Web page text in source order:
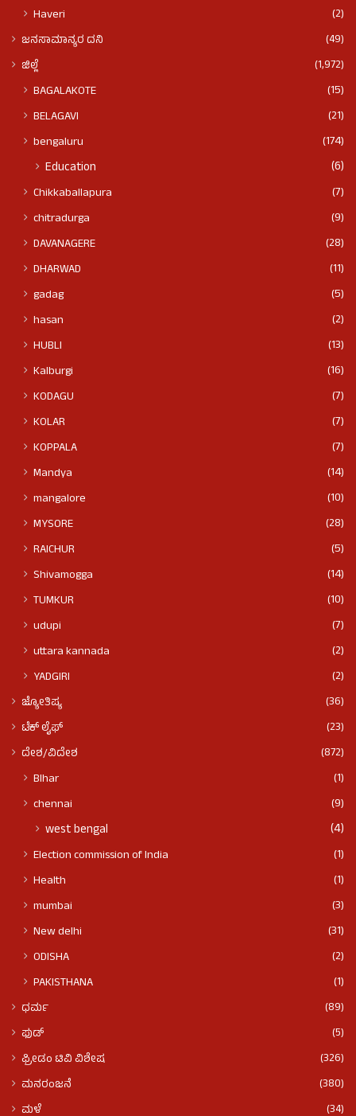
Haveri (2)
ಜನಸಾಮಾನ್ಯರ ದನಿ
(49)
ಜಿಲ್ಲೆ
(1,972)
BAGALAKOTE
(15)
BELAGAVI
(21)
bengaluru
(174)
Education (6)
Chikkaballapura
(7)
chitradurga
(9)
DAVANAGERE
(28)
DHARWAD
(11)
gadag
(5)
hasan
(2)
HUBLI
(13)
Kalburgi
(16)
KODAGU
(7)
KOLAR
(7)
KOPPALA
(7)
Mandya
(14)
mangalore
(10)
MYSORE
(28)
RAICHUR
(5)
Shivamogga
(14)
TUMKUR
(10)
udupi
(7)
uttara kannada
(2)
YADGIRI
(2)
ಜ್ಯೋತಿಷ್ಯ
(36)
ಟೆಕ್ ಲೈಫ್
(23)
ದೇಶ/ವಿದೇಶ
(872)
BIhar
(1)
chennai
(9)
west bengal (4)
Election commission of India
(1)
Health
(1)
mumbai
(3)
New delhi
(31)
ODISHA
(2)
PAKISTHANA
(1)
ಧರ್ಮ
(89)
ಫುಡ್​​
(5)
ಫ್ರೀಡಂ ಟಿವಿ ವಿಶೇಷ
(326)
ಮನರಂಜನೆ
(380)
ಮಳೆ
(34)